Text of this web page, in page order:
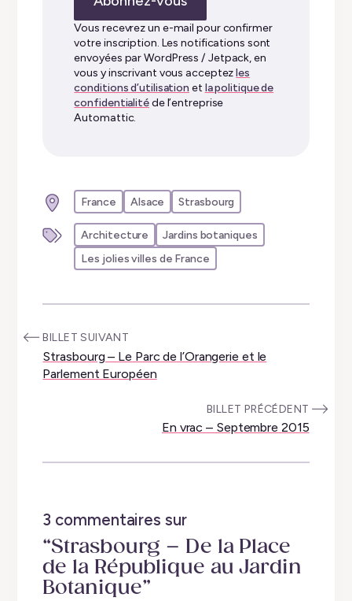
mail…
Vous recevrez un e-mail pour confirmer
votre inscription. Les notifications sont
envoyées par WordPress / Jetpack, en
vous y inscrivant vous acceptezles
conditions d’utilisation et la politique de
confidentialitéde l’entreprise
Automattic.
France Alsace Strasbourg
Architecture
Jardins botaniques
Les jolies villes de France
:BILLET SUIVANT
Strasbourg – Le Parc de l’Orangerie et le
Parlement Européen
BILLET PRÉCÉDENT
En vrac – Septembre 2015
3 commentaires sur
“Strasbourg – De la Place
de la République au Jardin
Botanique”